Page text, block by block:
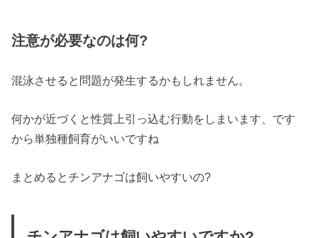
注意が必要なのは何?
混泳させると問題が発生するかもしれません。
何かが近づくと性質上引っ込む行動をしまいます、です
から単独種飼育がいいですね
まとめるとチンアナゴは飼いやすいの?